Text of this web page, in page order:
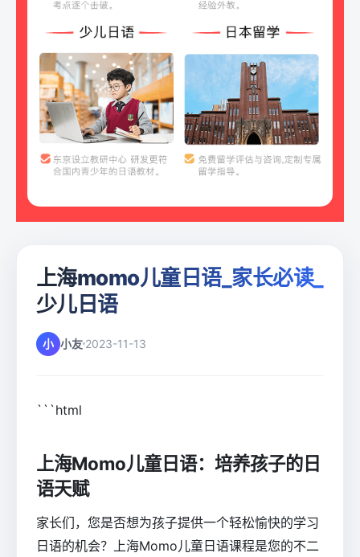
上海momo儿童日语_家长必读_
少儿日语
小 小友 2023-11-13
```html
上海Momo儿童日语：培养孩子的日
语天赋
家长们，您是否想为孩子提供一个轻松愉快的学习
日语的机会？上海Momo儿童日语课程是您的不二